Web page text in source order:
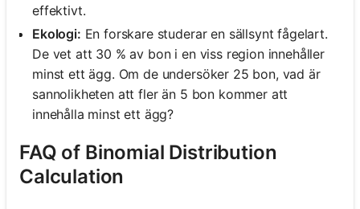
effektivt.
Ekologi: En forskare studerar en sällsynt fågelart.
De vet att 30 % av bon i en viss region innehåller
minst ett ägg. Om de undersöker 25 bon, vad är
sannolikheten att fler än 5 bon kommer att
innehålla minst ett ägg?
FAQ of Binomial Distribution
Calculation